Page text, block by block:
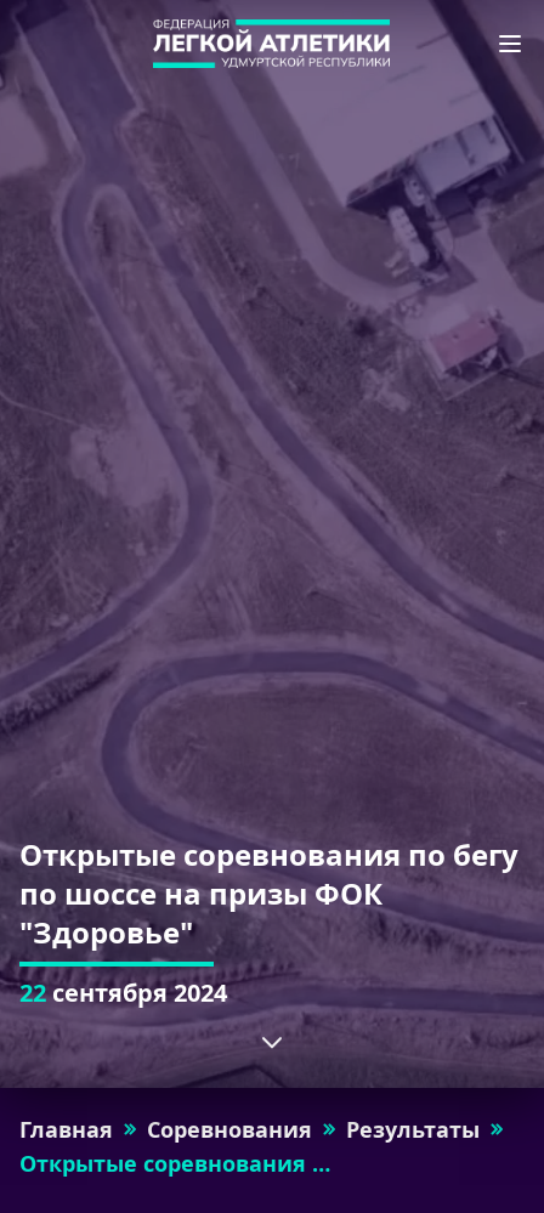
Открытые соревнования по бегу
по шоссе на призы ФОК
"Здоровье"
22сентября 2024
Главная Соревнования
Результаты
Открытые соревнования …